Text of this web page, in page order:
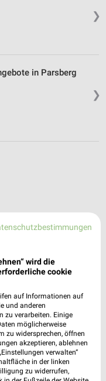
❯
❯
in Parsberg
in Regensburg
wird die
cookie
auf Informationen auf
und anderen
zu verarbeiten. Einige
möglicherweise
zu widersprechen, öffnen
akzeptieren, ablehnen
verwalten“
in der linken
zu widerrufen,